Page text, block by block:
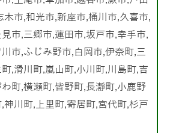
木市,和光市,新座市,桶川市,久喜市,
市,三郷市,蓮田市,坂戸市,幸手市,
市,ふじみ野市,白岡市,伊奈町,三
,滑川町,嵐山町,小川町,川島町,吉
町,横瀬町,皆野町,長瀞町,小鹿野
神川町,上里町,寄居町,宮代町,杉戸